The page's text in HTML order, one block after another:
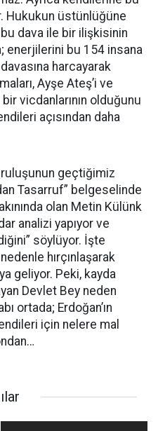
Hukukun üstünlüğüne
dava ile bir ilişkisinin
enerjilerini bu 154 insana
harcayarak
Ayşe Ateş’i ve
vicdanlarının olduğunu
açısından daha
geçtiğimiz
Tasarruf” belgeselinde
olan Metin Külünk
analizi yapıyor ve
söylüyor. İşte
hırçınlaşarak
geliyor. Peki, kayda
Devlet Bey neden
ortada; Erdoğan’ın
için nelere mal